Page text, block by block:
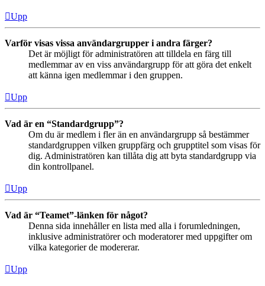
Upp
Varför visas vissa användargrupper i andra färger?
Det är möjligt för administratören att tilldela en färg till
medlemmar av en viss användargrupp för att göra det enkelt
att känna igen medlemmar i den gruppen.
Upp
Vad är en “Standardgrupp”?
Om du är medlem i fler än en användargrupp så bestämmer
standardgruppen vilken gruppfärg och grupptitel som visas för
dig. Administratören kan tillåta dig att byta standardgrupp via
din kontrollpanel.
Upp
Vad är “Teamet”-länken för något?
Denna sida innehåller en lista med alla i forumledningen,
inklusive administratörer och moderatorer med uppgifter om
vilka kategorier de modererar.
Upp